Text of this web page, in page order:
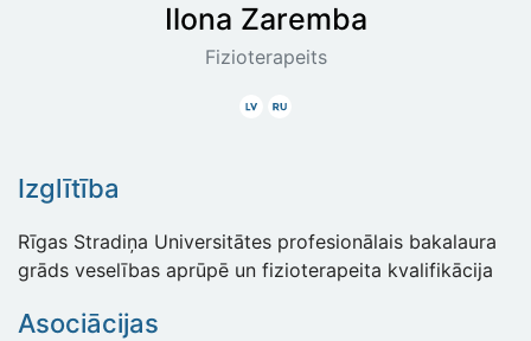
Ilona Zaremba
Fizioterapeits
LatviskiKrieviski
Izglītība
Rīgas Stradiņa Universitātes profesionālais bakalaura
grāds veselības aprūpē un fizioterapeita kvalifikācija
Asociācijas